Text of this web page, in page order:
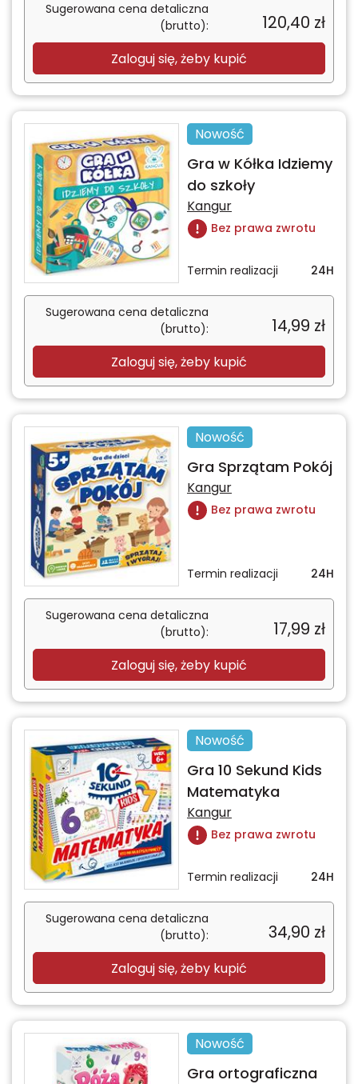
Sugerowana cena detaliczna
(brutto):
120,40 zł
Zaloguj się, żeby kupić
Nowość
Gra w Kółka Idziemy
do szkoły
Kangur
Bez prawa zwrotu
Termin realizacji 24H
Sugerowana cena detaliczna
(brutto):
14,99 zł
Zaloguj się, żeby kupić
Nowość
Gra Sprzątam Pokój
Kangur
Bez prawa zwrotu
Termin realizacji 24H
Sugerowana cena detaliczna
(brutto):
17,99 zł
Zaloguj się, żeby kupić
Nowość
Gra 10 Sekund Kids
Matematyka
Kangur
Bez prawa zwrotu
Termin realizacji 24H
Sugerowana cena detaliczna
(brutto):
34,90 zł
Zaloguj się, żeby kupić
Nowość
Gra ortograficzna